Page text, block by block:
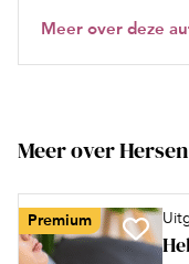
Meer over deze
Meer over
Premium